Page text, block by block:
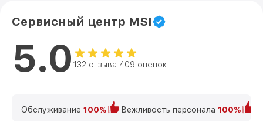
Сервисный центр MSI
5.0 132 отзыва 409 оценок
Обслуживание 100% Вежливость персонала 100%